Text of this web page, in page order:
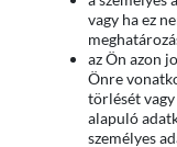
vagy ha ez
az Ön azon
Önre
törlését vagy
alapuló
személyes